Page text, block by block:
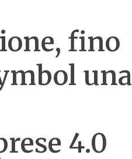
fino
una
4.0